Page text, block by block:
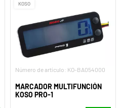
KOSO
Número de artículo: KO-BA054000
MARCADOR MULTIFUNCIÓN
KOSO PRO-1